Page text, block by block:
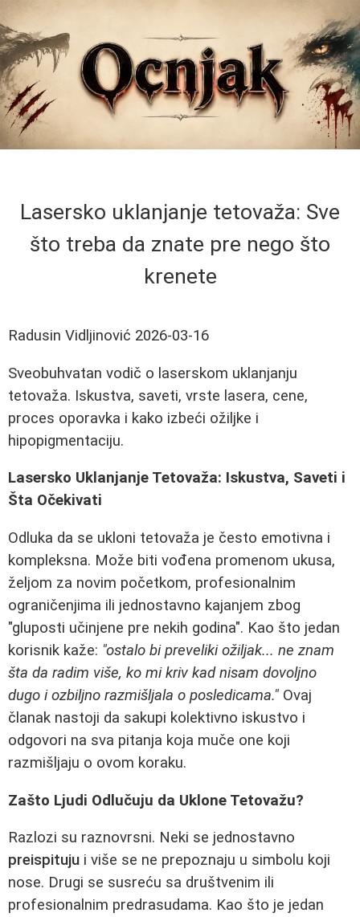
Lasersko uklanjanje tetovaža: Sve
što treba da znate pre nego što
krenete
Radusin Vidljinović 2026-03-16
Sveobuhvatan vodič o laserskom uklanjanju
tetovaža. Iskustva, saveti, vrste lasera, cene,
proces oporavka i kako izbeći ožiljke i
hipopigmentaciju.
Lasersko Uklanjanje Tetovaža: Iskustva, Saveti i
Šta Očekivati
Odluka da se ukloni tetovaža je često emotivna i
kompleksna. Može biti vođena promenom ukusa,
željom za novim početkom, profesionalnim
ograničenjima ili jednostavno kajanjem zbog
"gluposti učinjene pre nekih godina". Kao što jedan
korisnik kaže: "ostalo bi preveliki ožiljak... ne znam
šta da radim više, ko mi kriv kad nisam dovoljno
dugo i ozbiljno razmišljala o posledicama." Ovaj
članak nastoji da sakupi kolektivno iskustvo i
odgovori na sva pitanja koja muče one koji
razmišljaju o ovom koraku.
Zašto Ljudi Odlučuju da Uklone Tetovažu?
Razlozi su raznovrsni. Neki se jednostavno
preispituju i više se ne prepoznaju u simbolu koji
nose. Drugi se susreću sa društvenim ili
profesionalnim predrasudama. Kao što je jedan